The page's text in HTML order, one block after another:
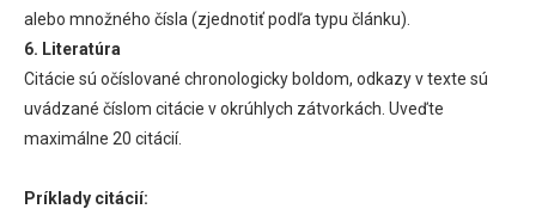
alebo množného čísla (zjednotiť podľa typu článku).
6. Literatúra
Citácie sú očíslované chronologicky boldom, odkazy v texte sú
uvádzané číslom citácie v okrúhlych zátvorkách. Uveďte
maximálne 20 citácií.
Príklady citácií: